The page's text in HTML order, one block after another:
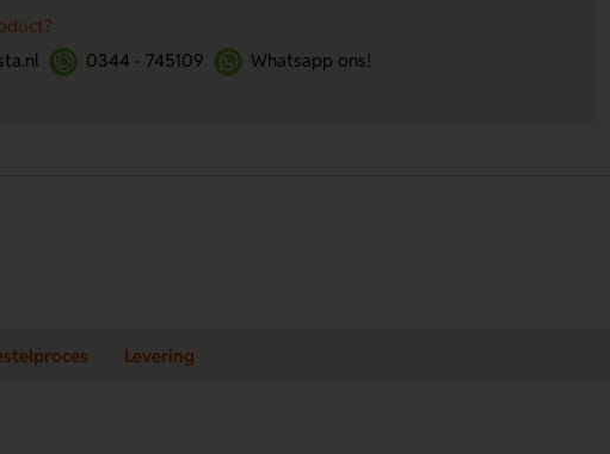
0344 - 745109 Whatsapp ons!
Levering